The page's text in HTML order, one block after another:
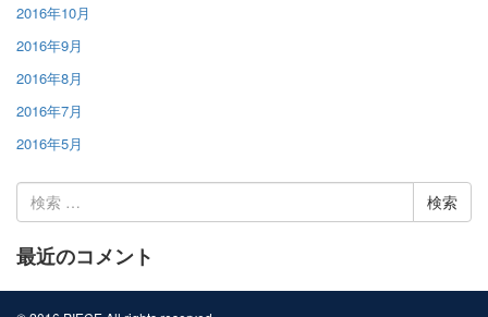
2016年10月
2016年9月
2016年8月
2016年7月
2016年5月
索:
最近のコメント